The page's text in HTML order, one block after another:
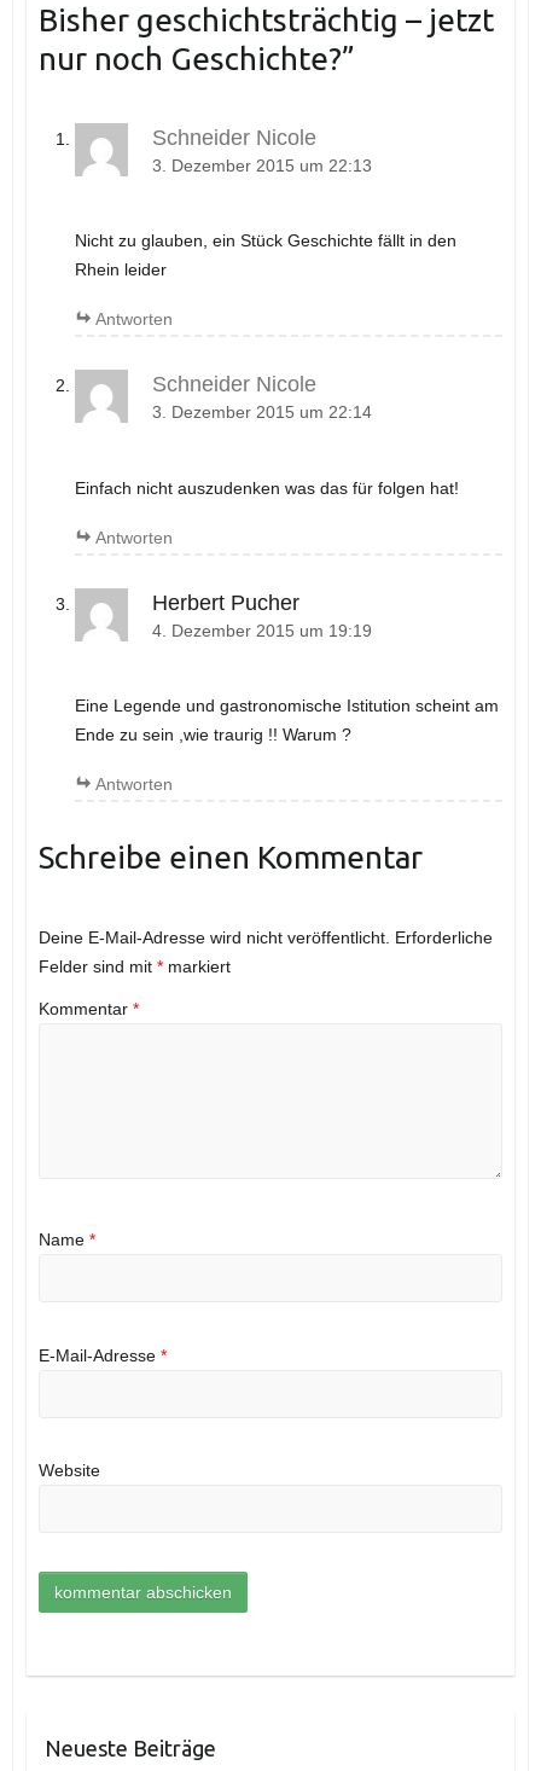
Bisher geschichtsträchtig – jetzt
nur noch Geschichte?”
Schneider Nicole
3. Dezember 2015 um 22:13
Nicht zu glauben, ein Stück Geschichte fällt in den
Rhein leider
Antworten
Schneider Nicole
3. Dezember 2015 um 22:14
Einfach nicht auszudenken was das für folgen hat!
Antworten
Herbert Pucher
4. Dezember 2015 um 19:19
Eine Legende und gastronomische Istitution scheint am
Ende zu sein ,wie traurig !! Warum ?
Antworten
Schreibe einen Kommentar
Deine E-Mail-Adresse wird nicht veröffentlicht. Erforderliche
Felder sind mit *markiert
Kommentar *
Name *
E-Mail-Adresse *
Website
Neueste Beiträge